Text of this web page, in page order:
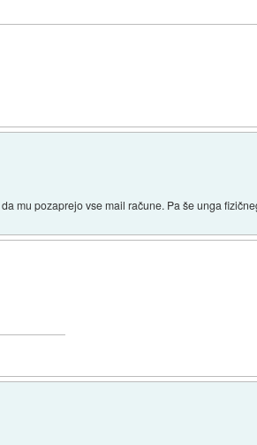
mu pozaprejo vse mail račune. Pa še unga